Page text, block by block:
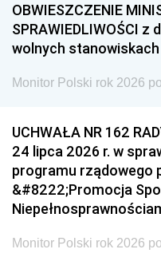
OBWIESZCZENIE
SPRAWIEDLIWOŚCI z
wolnych
Monitor Polski rok 2026
UCHWAŁA NR 162
24 lipca 2026 r. w
programu rządowego
&#8222;Promocja
Monitor Polski rok 2026